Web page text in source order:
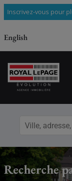
Inscrivez-vous pour
English
Recherche